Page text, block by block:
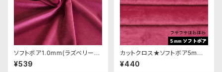
ソフトボア1.0mm(ラズベリー)S
SB050 ぬいぐるみ用短毛ボア
生地 20cm
¥539
カットクロス★ソフトボア5mm
(ベリーレッド)LB013 ボア生地
50cm × 45cm
¥440